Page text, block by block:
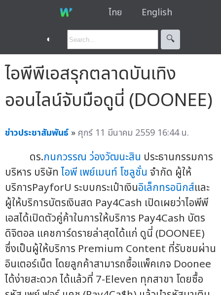
ไทย English
◐ 🔍︎
ไอพีพีเอสรุกตลาดบันเทิง
ออนไลน์จับมือดูนี่ (DOONEE)
ข่าวประชาสัมพันธ์ » ศุกร์ 11 มีนาคม 2559 16:44 น.
ดร.กนกวรรณ ว่องวัฒนะสิน ประธานกรรมการ
บริหาร บริษัทไอพี เพย์เมนท์ โซลูชั่น จำกัด ผู้ให้
บริการPayforU ระบบกระเป๋าเงินอิเล็กทรอนิกส์และ
ผู้ให้บริการบัตรเงินสด Pay4Cash เปิดเผยว่าไอพีพี
เอสได้เปิดตัวคู่ค้าในการให้บริการ Pay4Cash บัตร
ดิจิตอล แคชการ์ดรายล่าสุดได้แก่ ดูนี่ (DOONEE)
ซึ่งเป็นผู้ให้บริการ Premium Content ที่รับชมผ่าน
อินเตอร์เน็ต โดยลูกค้าสามารถซื้อแพ็คเกจ Doonee
ได้ง่ายสะดวก ได้แล้วที่ 7-Eleven ทุกสาขา โดยซื้อ